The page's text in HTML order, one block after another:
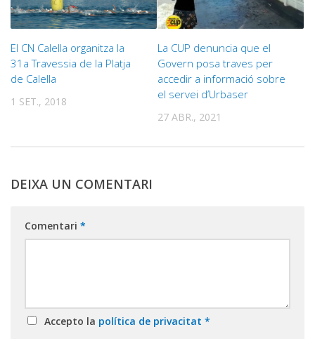
El CN Calella organitza la
31a Travessia de la Platja
de Calella
1 SET., 2018
La CUP denuncia que el
Govern posa traves per
accedir a informació sobre
el servei d’Urbaser
27 ABR., 2021
DEIXA UN COMENTARI
Comentari *
Accepto la política de privacitat *